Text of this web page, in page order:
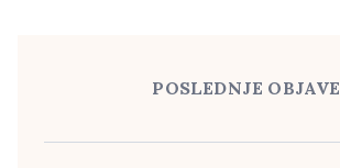
POSLEDNJE OBJAVE